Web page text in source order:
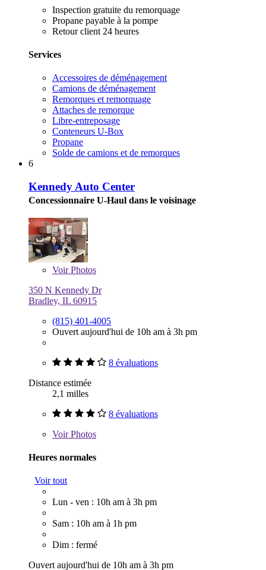
Inspection gratuite du remorquage
Propane payable à la pompe
Retour client 24 heures
Services
Accessoires de déménagement
Camions de déménagement
Remorques et remorquage
Attaches de remorque
Libre-entreposage
Conteneurs U-Box
Propane
Solde de camions et de remorques
6
Kennedy Auto Center
Concessionnaire U-Haul dans le voisinage
VoirPhotos
350 N Kennedy Dr
Bradley, IL 60915
(815) 401-4005
Ouvert aujourd'hui de 10h am à 3h pm
8 évaluations
Distance estimée
2,1 milles
8 évaluations
VoirPhotos
Heures normales
Voir tout
Lun - ven : 10h am à 3h pm
Sam : 10h am à 1h pm
Dim : fermé
Ouvert aujourd'hui de 10h am à 3h pm